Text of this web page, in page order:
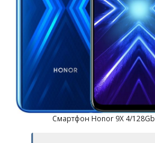
Смартфон Honor 9X 4/128Gb